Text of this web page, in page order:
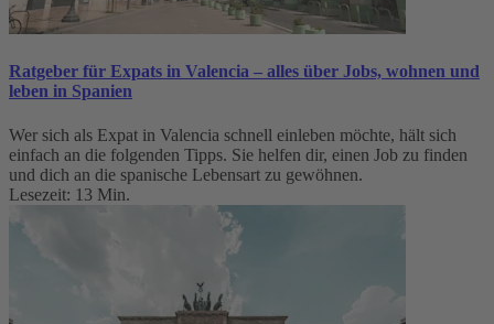
Ratgeber für Expats in Valencia – alles über Jobs, wohnen und
leben in Spanien
Wer sich als Expat in Valencia schnell einleben möchte, hält sich
einfach an die folgenden Tipps. Sie helfen dir, einen Job zu finden
und dich an die spanische Lebensart zu gewöhnen.
Lesezeit: 13 Min.